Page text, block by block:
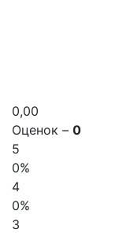
0,00
Оценок – 0
5
0%
4
0%
3